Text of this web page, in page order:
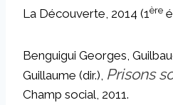
La Découverte, 2014 (1 ère
Benguigui Georges,
Guillaume (dir.), Prisons
Champ social, 2011.